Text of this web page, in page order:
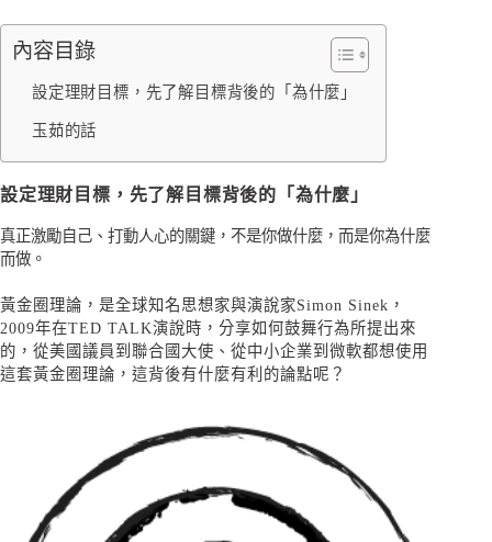
內容目錄
設定理財目標，先了解目標背後的「為什麼」
玉茹的話
設定理財目標，先了解目標背後的「為什麼」
真正激勵自己、打動人心的關鍵，不是你做什麼，而是你為什麼
而做。
黃金圈理論，是全球知名思想家與演說家Simon Sinek，
2009年在TED TALK演說時，分享如何鼓舞行為所提出來
的，從美國議員到聯合國大使、從中小企業到微軟都想使用
這套黃金圈理論，這背後有什麼有利的論點呢？